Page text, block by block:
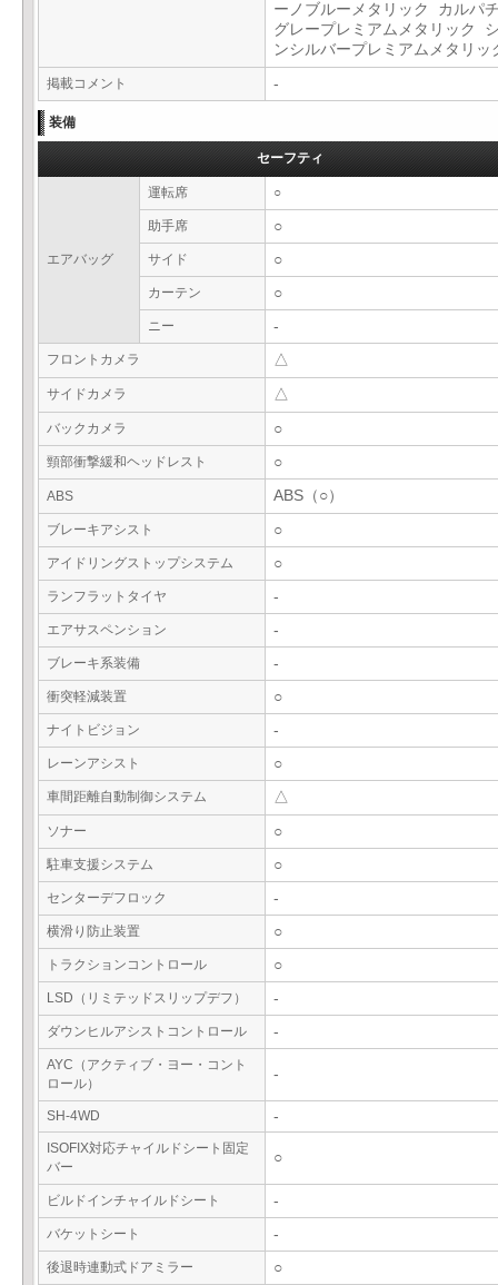
ーノブルーメタリック カルパ
グレープレミアムメタリック
ンシルバープレミアムメタリ
掲載コメント -
装備
セーフティ
エアバッグ
運転席 ○
助手席 ○
サイド ○
カーテン ○
ニー -
フロントカメラ △
サイドカメラ △
バックカメラ ○
頸部衝撃緩和ヘッドレスト ○
ABS ABS（○）
ブレーキアシスト ○
アイドリングストップシステム ○
ランフラットタイヤ -
エアサスペンション -
ブレーキ系装備 -
衝突軽減装置 ○
ナイトビジョン -
レーンアシスト ○
車間距離自動制御システム △
ソナー ○
駐車支援システム ○
センターデフロック -
横滑り防止装置 ○
トラクションコントロール ○
LSD（リミテッドスリップデフ） -
ダウンヒルアシストコントロール -
AYC（アクティブ・ヨー・コント
ロール）
-
SH-4WD -
ISOFIX対応チャイルドシート固定
バー
○
ビルドインチャイルドシート -
バケットシート -
後退時連動式ドアミラー ○